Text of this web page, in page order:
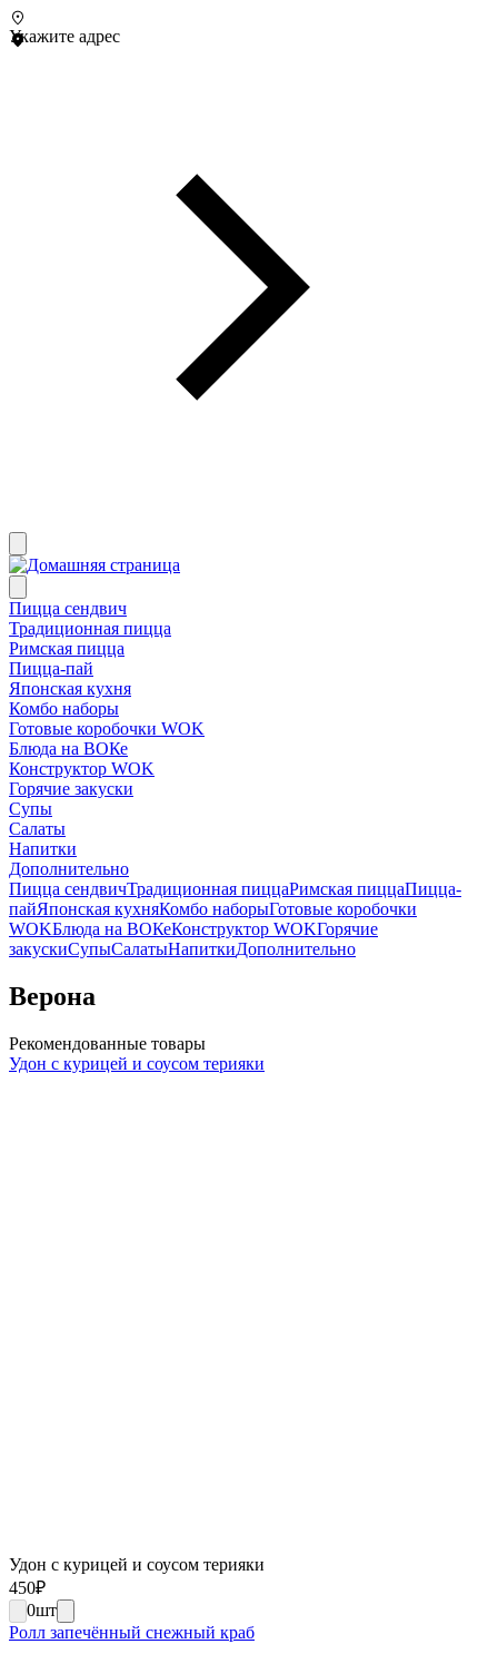
Укажите адрес
Пицца сендвич
Традиционная пицца
Римская пицца
Пицца-пай
Японская кухня
Комбо наборы
Готовые коробочки WOK
Блюда на ВОКе
Конструктор WOK
Горячие закуски
Супы
Салаты
Напитки
Дополнительно
Пицца сендвичТрадиционная пиццаРимская пиццаПицца-
пайЯпонская кухняКомбо наборыГотовые коробочки
WOKБлюда на ВОКеКонструктор WOKГорячие
закускиСупыСалатыНапиткиДополнительно
Верона
Рекомендованные товары
Удон с курицей и соусом терияки
Удон с курицей и соусом терияки
450₽
0шт
Ролл запечённый снежный краб